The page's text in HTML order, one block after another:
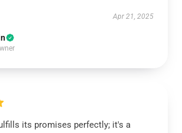
Apr 21, 2025
its promises perfectly; it's a